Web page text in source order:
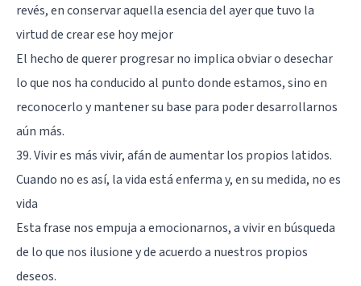
revés, en conservar aquella esencia del ayer que tuvo la
virtud de crear ese hoy mejor
El hecho de querer progresar no implica obviar o desechar
lo que nos ha conducido al punto donde estamos, sino en
reconocerlo y mantener su base para poder desarrollarnos
aún más.
39. Vivir es más vivir, afán de aumentar los propios latidos.
Cuando no es así, la vida está enferma y, en su medida, no es
vida
Esta frase nos empuja a emocionarnos, a vivir en búsqueda
de lo que nos ilusione y de acuerdo a nuestros propios
deseos.